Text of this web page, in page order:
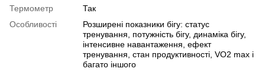
Термометр
Так
Особливості
Розширені показники бігу: статус
тренування, потужність бігу, динаміка бігу,
інтенсивне навантаження, ефект
тренування, стан продуктивності, VO2 max і
багато іншого